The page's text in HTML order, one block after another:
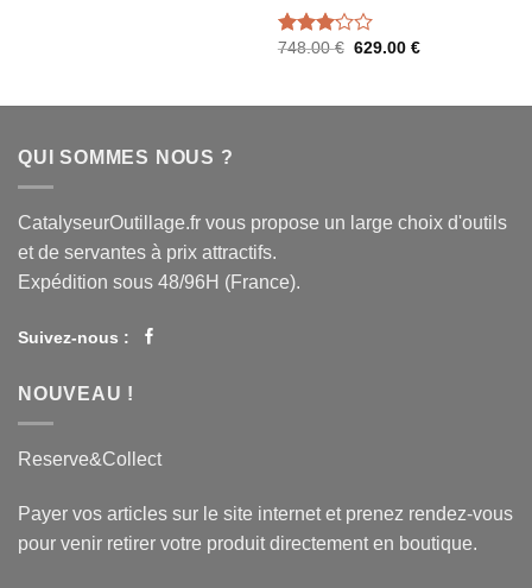
Note
748.00€ 629.00 €
QUI SOMMES NOUS ?
CatalyseurOutillage.fr vous propose un large choix d'outils
et de servantes à prix attractifs.
Expédition sous 48/96H (France).
Suivez-nous :
NOUVEAU !
Reserve&Collect
Payer vos articles sur le site internet et prenez rendez-vous
pour venir retirer votre produit directement en boutique.